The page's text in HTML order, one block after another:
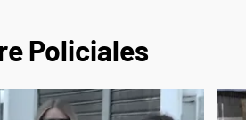
Policiales